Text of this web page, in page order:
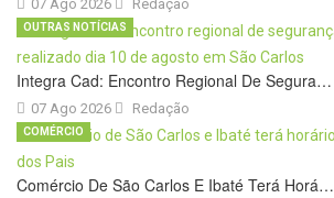
07 Ago 2026 Redação
Integra Cad: Encontro Regional De Segura…
07 Ago 2026
OUTRAS NOTÍCIAS
Redação
Comércio De São Carlos E Ibaté Terá Horá…
COMÉRCIO